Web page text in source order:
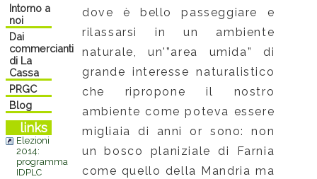
Intorno a
noi
Dai
commercianti
di La
Cassa
PRGC
Blog
links
Elezioni
2014:
programma
IDPLC
dove è bello passeggiare e
rilassarsi in un ambiente
naturale, un'”area umida” di
grande interesse naturalistico
che ripropone il nostro
ambiente come poteva essere
migliaia di anni or sono: non
un bosco planiziale di Farnia
come quello della Mandria ma